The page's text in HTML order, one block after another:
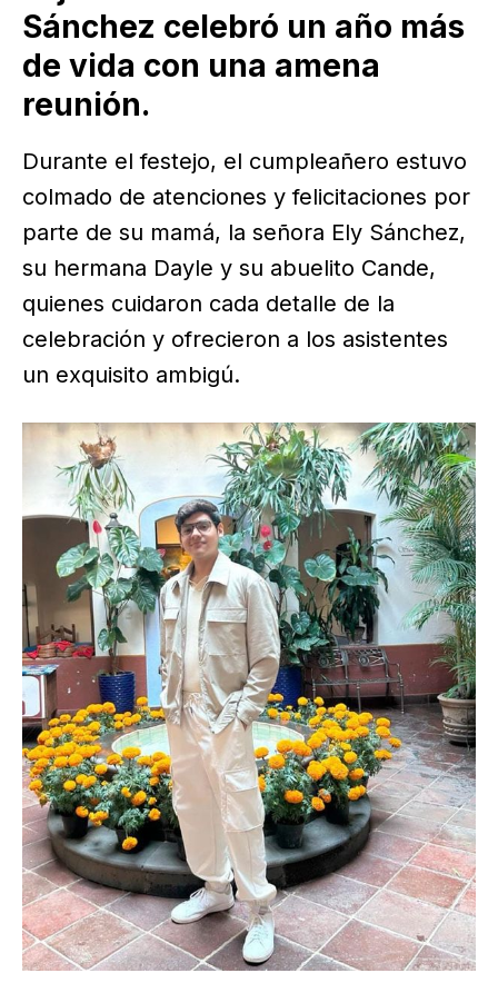
Sánchez celebró un año más
de vida con una amena
reunión.
Durante el festejo, el cumpleañero estuvo
colmado de atenciones y felicitaciones por
parte de su mamá, la señora Ely Sánchez,
su hermana Dayle y su abuelito Cande,
quienes cuidaron cada detalle de la
celebración y ofrecieron a los asistentes
un exquisito ambigú.